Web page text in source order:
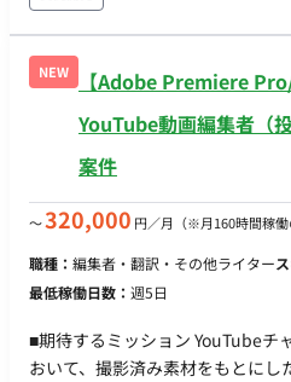
ります。
NEW
【Adobe Premiere
YouTube動画編集者（
案件
〜320,000 円／月 （※月160時間稼働
職種： 編集者・翻訳・その他ライター
最低稼働日数： 週5日
■期待するミッション YouTubeチ
おいて、撮影済み素材をもとにし